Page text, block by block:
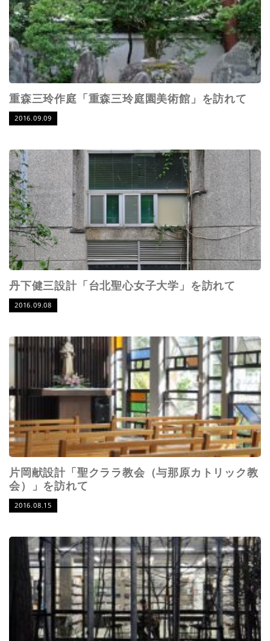
重森三玲作庭「重森三玲庭園美術館」を訪れて
2016.09.09
丹下健三設計「台北聖心女子大学」を訪れて
2016.09.08
片岡献設計「聖クララ教会（与那原カトリック教
会）」を訪れて
2016.08.15